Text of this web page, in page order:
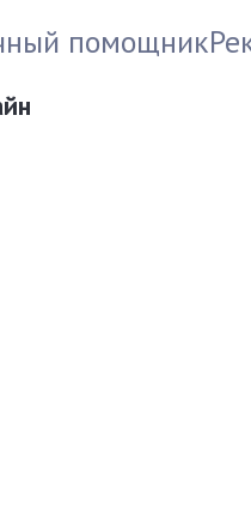
помощник